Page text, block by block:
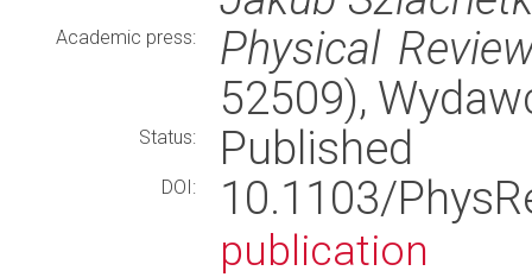
Academic press:
Physical
52509),
Status: Published
DOI: 10.1103/
publication